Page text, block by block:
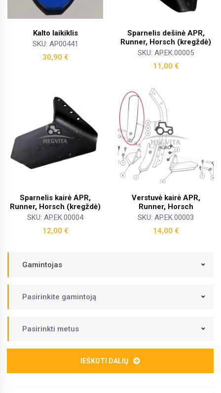
Gamintojas
Pasirinkite gamintoją
Pasirinkti metus
IEŠKOTI DALIŲ
Kalto laikiklis
SKU: AP00441
30,90 €
Sparnelis dešinė APR,
Runner, Horsch (kregždė)
SKU: AP.EK.00005
11,00 €
Sparnelis kairė APR,
Runner, Horsch (kregždė)
SKU: AP.EK.00004
12,00 €
Verstuvė kairė APR,
Runner, Horsch
SKU: AP.EK.00003
14,00 €